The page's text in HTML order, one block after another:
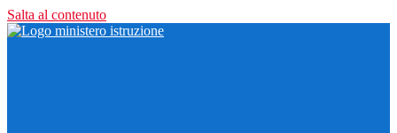
Salta al contenuto